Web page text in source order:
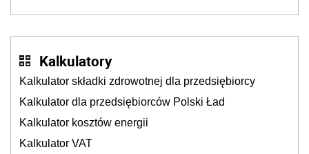
Kalkulatory
Kalkulator składki zdrowotnej dla przedsiębiorcy
Kalkulator dla przedsiębiorców Polski Ład
Kalkulator kosztów energii
Kalkulator VAT